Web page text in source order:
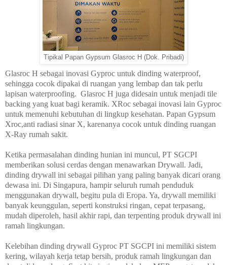
Tipikal Papan Gypsum Glasroc H (Dok. Pribadi)
Glasroc H sebagai inovasi Gyproc untuk dinding waterproof,
sehingga cocok dipakai di ruangan yang lembap dan tak perlu
lapisan waterproofing. Glasroc H juga didesain untuk menjadi tile
backing yang kuat bagi keramik. XRoc sebagai inovasi lain Gyproc
untuk memenuhi kebutuhan di lingkup kesehatan. Papan Gypsum
Xroc,anti radiasi sinar X, karenanya cocok untuk dinding ruangan
X-Ray rumah sakit.
Ketika permasalahan dinding hunian ini muncul, PT SGCPI
memberikan solusi cerdas dengan menawarkan Drywall. Jadi,
dinding drywall ini sebagai pilihan yang paling banyak dicari orang
dewasa ini. Di Singapura, hampir seluruh rumah penduduk
menggunakan drywall, begitu pula di Eropa. Ya, drywall memiliki
banyak keunggulan, seperti konstruksi ringan, cepat terpasang,
mudah diperoleh, hasil akhir rapi, dan terpenting produk drywall ini
ramah lingkungan.
Kelebihan dinding drywall Gyproc PT SGCPI ini memiliki sistem
kering, wilayah kerja tetap bersih, produk ramah lingkungan dan